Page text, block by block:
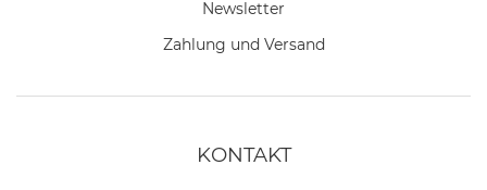
Newsletter
Zahlung und Versand
KONTAKT